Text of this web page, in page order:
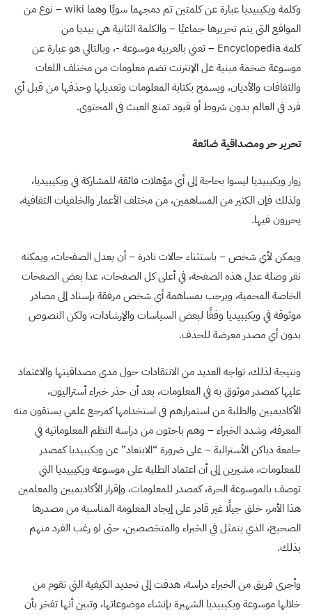
وكلمة ويكيبيديا عبارة عن كلمتين تم دمجهما سويًا وهما wiki – نوع من
المواقع التي يتم تحريرها جماعيًا – والكلمة الثانية هي بيديا من
كلمة Encyclopedia – تعني بالعربية موسوعة -، وبالتالي هو عبارة عن
موسوعة ضخمة مبنية عل الإنترنت تضم معلومات من مختلف اللغات
والثقافات والأديان، ويسمح بكتابة المعلومات وتعديلها وحذفها من قبل أي
فرد في العالم بدون شروط أو قيود تمنع العبث في المحتوى.
تحرير حر ومصداقية ضائعة
زوار ويكيبيديا ليسوا بحاجة إلى أي مؤهلات فائقة للمشاركة في ويكيبيديا،
و‌لذلك فإن الكثير من المساهمين، من مختلف الأعمار والخلفيات الثقافية،
يحررون فيها.
ويمكن لأي شخص – باستثناء حالات نادرة – أن يعدل الصفحات، ويمكنه
نقر وصلة عدل هذه الصفحة، في أعلى كل الصفحات، عدا بعض الصفحات
الخاصة المحمية، ويرحب بمساهمة أي شخص مرفقة بإسناد إلى مصادر
موثوقة في ويكيبيديا وفقًا لبعض السياسات والإرشادات، ولكن النصوص
بدون أي مصدر معرضة للحذف.
ونتيجة لذلك، تواجه العديد من الانتقادات حول مدى مصداقيتها والاعتماد
عليها كمصدر موثوق به في المعلومات، بعد أن حذر خبراء أستراليون،
الأكاديميين والطلبة من استمرارهم في استخدامها كمرجع علمي يستقون منه
المعرفة، وشدد الخبراء – وهم باحثون من دراسة النظم المعلوماتية في
جامعة دياكن الأسترالية – على ضرورة “الابتعاد” عن ويكيبيديا كمصدر
للمعلومات، مشيرين إلى أن اعتماد الطلبة على موسوعة ويكيبيديا التي
توصف بالموسوعة الحرة، كمصدر للمعلومات، وإقرار الأكاديميين والمعلمين
هذا الأمر، خلق جيلًا غير قادر على إيجاد المعلومة المناسبة من مصدرها
الصحيح، الذي يتمثل في الخبراء والمتخصصين، حتى لو رغب الفرد منهم
بذلك.
وأجرى فريق من الخبراء دراسة، هدفت إلى تحديد الكيفية التي تقوم من
خلالها موسوعة ويكيبيديا الشهيرة بإنشاء موضوعاتها، وتبين أنها تفخر بأن